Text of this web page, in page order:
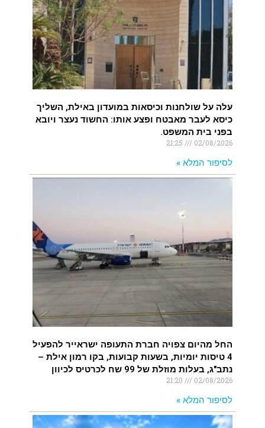
עלה על שולחנות וכיסאות במועדון באילת, השליך
כיסא לעבר מאבטח ופצע אותו: החשוד נעצר ויובא
בפני בית המשפט.
02/08/2026
לסיפור המלא »
החל מהיום צפויה חברת התעופה ישראייר להפעיל
4 טיסות יומיות, בשעות קבועות, בקו רמון אילת –
נתב"ג, בעלות מוזלת של 99 שח לכרטיס לכיוון
02/08/2026
לסיפור המלא »